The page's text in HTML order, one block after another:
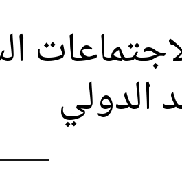
الدولي